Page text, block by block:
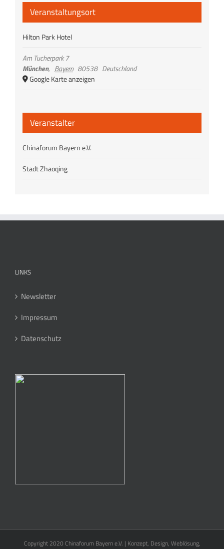
Veranstaltungsort
Hilton Park Hotel
Am Tucherpark 7
München, Bayern 80538 Deutschland
Google Karte anzeigen
Veranstalter
Chinaforum Bayern e.V.
Stadt Zhaoqing
LINKS
Newsletter
Impressum
Datenschutz
Copyright 2020 Chinaforum Bayern e.V. | Konzept, Design, Weblösung,